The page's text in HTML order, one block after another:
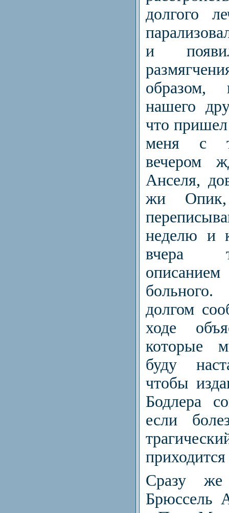
долгого
и
образом,
нашего
что
меня с
вечером
Анселя,
жи
неделю и
вчера
долгом
ходе
которые
буду
чтобы
Бодлера
если
приходится
Сразу
Брюссель